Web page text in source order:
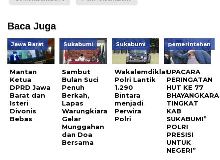
Baca Juga
Jawa Barat
Mantan
Ketua
DPRD Jawa
Barat dan
Isteri
Divonis
Bebas
Sukabumi
Sambut
Bulan Suci
Penuh
Berkah,
Lapas
Warungkiara
Gelar
Munggahan
dan Doa
Bersama
Sukabumi
Wakalemdiklat
Polri Lantik
1.290
Bintara
menjadi
Perwira
Polri
pemerintahan
UPACARA
PERINGATAN
HUT KE 77
BHAYANGKARA
TINGKAT
KAB
SUKABUMI”
POLRI
PRESISI
UNTUK
NEGERI”